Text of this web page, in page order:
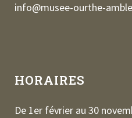
info@musee-ourthe-
HORAIRES
De 1er février au 30